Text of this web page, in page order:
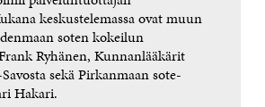
keskustelemassa ovat muun
soten kokeilun
Ryhänen, Kunnanlääkärit
sekä Pirkanmaan sote-
Hakari.